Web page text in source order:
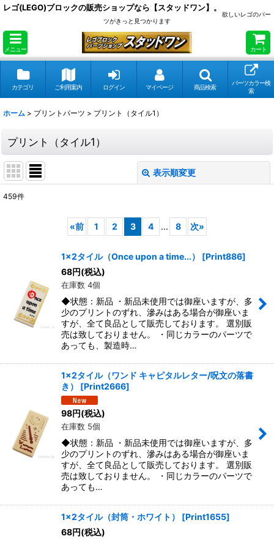
レゴ(LEGO)ブロックの販売ショップなら【スタッドワン】。
欲しいレゴのパー
ツがきっと見つかります
メニュー カート
カテゴリ ご利用案内 ログイン マイページ 商品検索
パーツカラー検
索
ホーム > プリントパーツ > プリント（タイル1）
プリント（タイル1）
表示順変更
絞り込む
459件
«前 1 2 3 4 ... 8 次»
1x2タイル（Once upon a time...） [Print886]
68円(税込)
在庫数 4個
◆状態：新品 ・新品未使用では御座いますが、多
少のプリントのずれ、滲みはある場合が御座いま
すが、全て良品として販売しております。 選別販
売は致しておりません。 ・同じカラーのパーツで
あっても、製造時…
1x2タイル（ワンド キャピタルレター/呪文の落書
き）
[Print2666]
98円(税込)
在庫数 5個
◆状態：新品 ・新品未使用では御座いますが、多
少のプリントのずれ、滲みはある場合が御座いま
すが、全て良品として販売しております。 選別販
売は致しておりません。 ・同じカラーのパーツで
あっても…
1x2タイル（封筒・ホワイト） [Print1655]
68円(税込)